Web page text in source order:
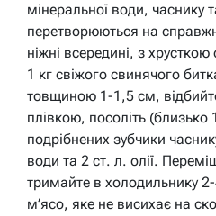
мінеральної води, часнику
перетворюються на
ніжні всередині, з
1 кг свіжого свинячого
товщиною 1-1,5 см,
плівкою, посоліть (близько
подрібнених зубчики
води та 2 ст. л. олії.
тримайте в холодильнику
м’ясо, яке не висихає на